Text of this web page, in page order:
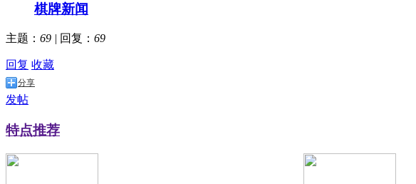
棋牌新闻
主题： 69 | 回复： 69
回复 收藏
分享
发帖
特点推荐